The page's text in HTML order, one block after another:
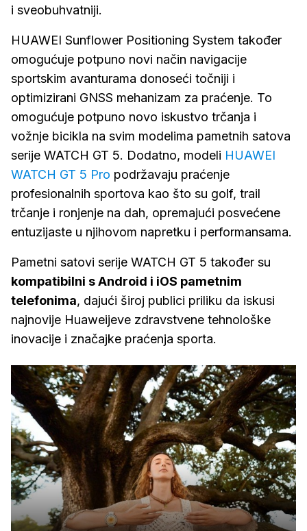
i sveobuhvatniji.
HUAWEI Sunflower Positioning System također
omogućuje potpuno novi način navigacije
sportskim avanturama donoseći točniji i
optimizirani GNSS mehanizam za praćenje. To
omogućuje potpuno novo iskustvo trčanja i
vožnje bicikla na svim modelima pametnih satova
serije WATCH GT 5. Dodatno, modeli HUAWEI
WATCH GT 5 Pro podržavaju praćenje
profesionalnih sportova kao što su golf, trail
trčanje i ronjenje na dah, opremajući posvećene
entuzijaste u njihovom napretku i performansama.
Pametni satovi serije WATCH GT 5 također su
kompatibilni s Android i iOS pametnim
telefonima, dajući široj publici priliku da iskusi
najnovije Huaweijeve zdravstvene tehnološke
inovacije i značajke praćenja sporta.